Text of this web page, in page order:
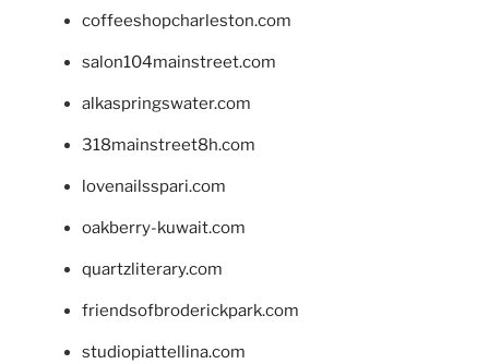
coffeeshopcharleston.com
salon104mainstreet.com
alkaspringswater.com
318mainstreet8h.com
lovenailsspari.com
oakberry-kuwait.com
quartzliterary.com
friendsofbroderickpark.com
studiopiattellina.com